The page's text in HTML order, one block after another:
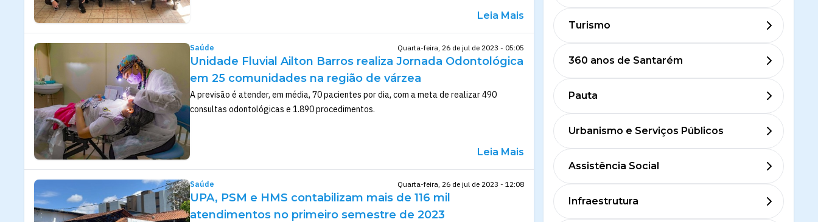
Leia Mais
Saúde Quarta-feira, 26 de jul de 2023 - 05:05
Unidade Fluvial Ailton Barros realiza Jornada Odontológica
em 25 comunidades na região de várzea
A previsão é atender, em média, 70 pacientes por dia, com a meta de realizar 490
consultas odontológicas e 1.890 procedimentos.
Leia Mais
Saúde Quarta-feira, 26 de jul de 2023 - 12:08
UPA, PSM e HMS contabilizam mais de 116 mil
atendimentos no primeiro semestre de 2023
Turismo
360 anos de Santarém
Pauta
Urbanismo e Serviços Públicos
Assistência Social
Infraestrutura